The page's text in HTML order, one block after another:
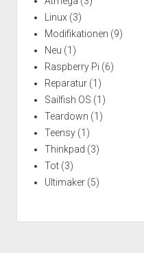
Linux (3)
Modifikationen (9)
Neu (1)
Raspberry Pi (6)
Reparatur(1)
Sailfish OS (1)
Teardown (1)
Teensy(1)
Thinkpad (3)
Tot(3)
Ultimaker(5)